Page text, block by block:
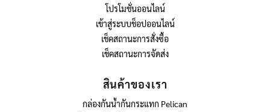
โปรโมชั่นออนไลน์
เข้าสู่ระบบช็อปออนไลน์
เช็คสถานะการสั่งซื้อ
เช็คสถานะการจัดส่ง
สินค้าของเรา
กล่องกันน้ำกันกระแทก Pelican